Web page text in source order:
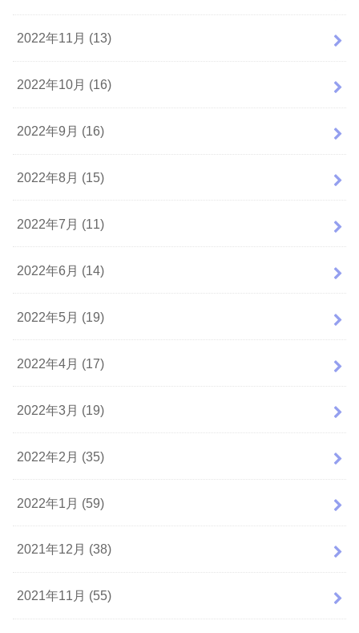
2022年11月 (13)
2022年10月 (16)
2022年9月 (16)
2022年8月 (15)
2022年7月 (11)
2022年6月 (14)
2022年5月 (19)
2022年4月 (17)
2022年3月 (19)
2022年2月 (35)
2022年1月 (59)
2021年12月 (38)
2021年11月 (55)